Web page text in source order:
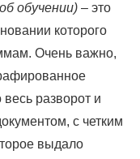
обучении) – это
которого
Очень важно,
разворот и
с четким
выдало